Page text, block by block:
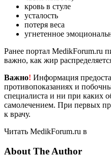
кровь в стуле
усталость
потеря веса
угнетенное
Ранее портал MedikForum.ru
важно, как жир
Важно! Информация
противопоказаниях и
специалиста и ни при каких
самолечением. При первых
к врачу.
Читать MedikForum.ru в
About The Author